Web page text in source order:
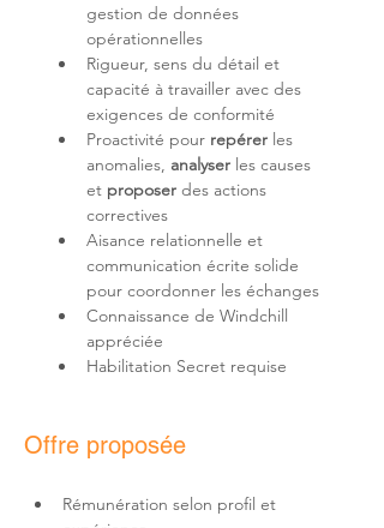
gestion de données
Rigueur, sens du détail et
capacité à travailler avec des
Proactivité pour repérer les
anomalies, analyser les causes
et proposer des actions
Aisance relationnelle et
communication écrite solide
Connaissance de Windchill
Habilitation Secret requise
Offre proposée
Rémunération selon profil et